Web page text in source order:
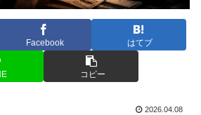
Facebook はてブ
コピー
2026.04.08